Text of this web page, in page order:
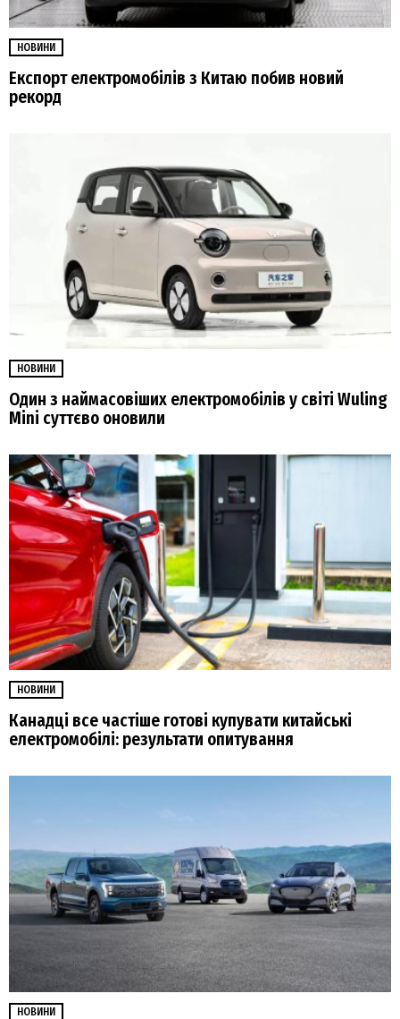
НОВИНИ
Експорт електромобілів з Китаю побив новий
рекорд
НОВИНИ
Один з наймасовіших електромобілів у світі Wuling
Mini суттєво оновили
НОВИНИ
Канадці все частіше готові купувати китайські
електромобілі: результати опитування
НОВИНИ